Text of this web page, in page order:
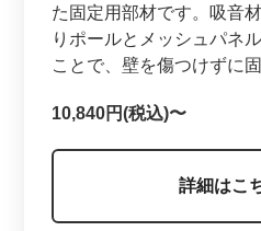
た固定用部材です。吸音
りポールとメッシュパネ
ことで、壁を傷つけずに
10,840円(税込)〜
詳細はこ